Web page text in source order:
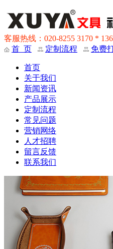
客服热线：020-8255 3170 *
首 页
定制流程 免费
首页
关于我们
新闻资讯
产品展示
定制流程
常见问题
营销网络
人才招聘
留言反馈
联系我们